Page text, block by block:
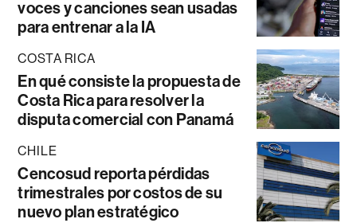
voces y canciones sean usadas
para entrenar a la IA
COSTA RICA
En qué consiste la propuesta de
Costa Rica para resolver la
disputa comercial con Panamá
CHILE
Cencosud reporta pérdidas
trimestrales por costos de su
nuevo plan estratégico